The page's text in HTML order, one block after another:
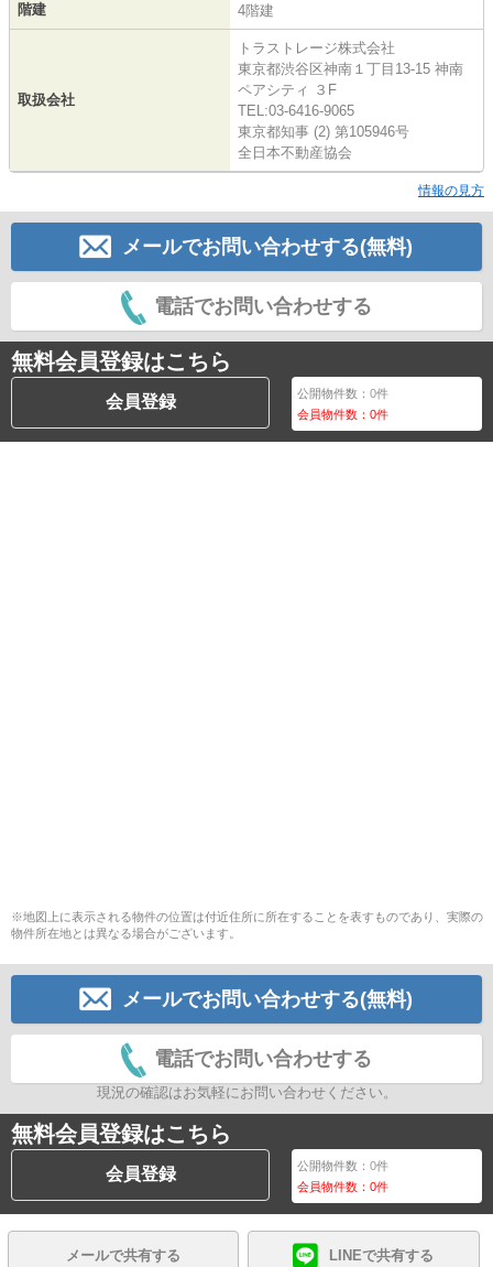
階建 4階建
取扱会社
トラストレージ株式会社
東京都渋谷区神南１丁目13-15 神南
ペアシティ ３F
TEL:03-6416-9065
東京都知事 (2) 第105946号
全日本不動産協会
情報の見方
メールでお問い合わせする(無料)
電話でお問い合わせする
無料会員登録はこちら
会員登録 公開物件数：0件
会員物件数：0件
※地図上に表示される物件の位置は付近住所に所在することを表すものであり、実際の
物件所在地とは異なる場合がございます。
メールでお問い合わせする(無料)
電話でお問い合わせする
現況の確認はお気軽にお問い合わせください。
無料会員登録はこちら
会員登録 公開物件数：0件
会員物件数：0件
メールで共有する LINEで共有する